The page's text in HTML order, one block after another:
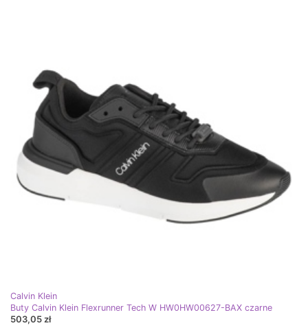
Calvin Klein
Buty Calvin Klein Flexrunner Tech W HW0HW00627-BAX czarne
503,05 zł